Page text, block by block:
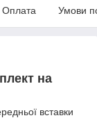
Оплата Умови
на
вставки